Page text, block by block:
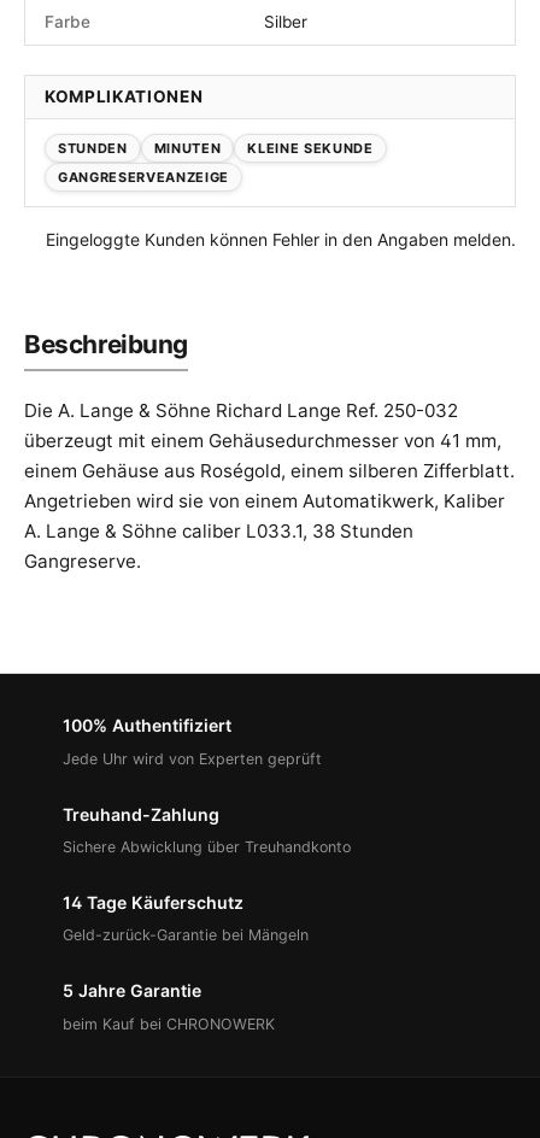
Farbe Silber
KOMPLIKATIONEN
STUNDEN MINUTEN
KLEINE SEKUNDE
GANGRESERVEANZEIGE
Eingeloggte Kunden können Fehler in den Angaben melden.
Beschreibung
Die A. Lange & Söhne Richard Lange Ref. 250-032
überzeugt mit einem Gehäusedurchmesser von 41 mm,
einem Gehäuse aus Roségold, einem silberen Zifferblatt.
Angetrieben wird sie von einem Automatikwerk, Kaliber
A. Lange & Söhne caliber L033.1, 38 Stunden
Gangreserve.
100% Authentifiziert
Jede Uhr wird von Experten geprüft
Treuhand-Zahlung
Sichere Abwicklung über Treuhandkonto
14 Tage Käuferschutz
Geld-zurück-Garantie bei Mängeln
5 Jahre Garantie
beim Kauf bei CHRONOWERK